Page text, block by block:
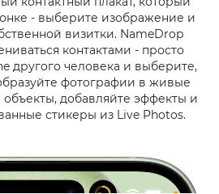
- выберите изображение и
визитки. NameDrop
контактами - просто
другого человека и выберите,
фотографии в живые
добавляйте эффекты и
стикеры из Live Photos.